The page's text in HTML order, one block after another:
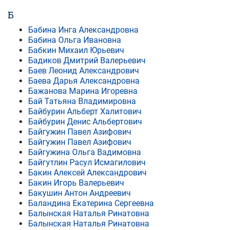
Б
Бабина Инга Александровна
Бабина Ольга Ивановна
Бабкин Михаил Юрьевич
Бадиков Дмитрий Валерьевич
Баев Леонид Александрович
Баева Дарья Александровна
Бажанова Марина Игоревна
Бай Татьяна Владимировна
Байбурин Альберт Халитович
Байбурин Денис Альбертович
Байгужин Павел Азифович
Байгужин Павел Азифович
Байгужина Ольга Вадимовна
Байгутлин Расул Исмагилович
Бакин Алексей Александрович
Бакин Игорь Валерьевич
Бакушин Антон Андреевич
Баландина Екатерина Сергеевна
Балынская Наталья Ринатовна
Балынская Наталья Ринатовна